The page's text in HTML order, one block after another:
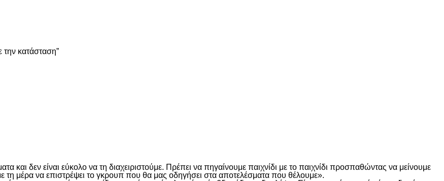
την κατάσταση”
δεν είναι εύκολο να τη διαχειριστούμε. Πρέπει να πηγαίνουμε παιχνίδι με το παιχνίδι προσπαθώντας να μείνουμε
τη μέρα να επιστρέψει το γκρουπ που θα μας οδηγήσει στα αποτελέσματα που θέλουμε».